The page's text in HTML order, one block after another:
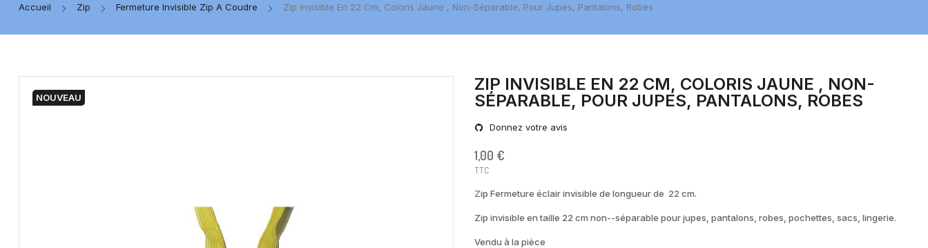
Accueil Zip Fermeture Invisible Zip A Coudre Zip invisible En 22 Cm, Coloris Jaune , Non-Séparable, Pour Jupes, Pantalons, Robes
NOUVEAU
ZIP INVISIBLE EN 22 CM, COLORIS JAUNE , NON-
SÉPARABLE, POUR JUPES, PANTALONS, ROBES
Donnez votre avis
1,00 €
TTC
Zip Fermeture éclair invisible de longueur de 22 cm.
Zip invisible en taille 22 cm non--séparable pour jupes, pantalons, robes, pochettes, sacs, lingerie.
Vendu à la pièce